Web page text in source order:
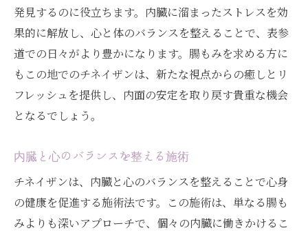
発見するのに役立ちます。内臓に溜まったストレスを効
果的に解放し、心と体のバランスを整えることで、表参
道での日々がより豊かになります。腸もみを求める方に
もこの地でのチネイザンは、新たな視点からの癒しとリ
フレッシュを提供し、内面の安定を取り戻す貴重な機会
となるでしょう。
内臓と心のバランスを整える施術
チネイザンは、内臓と心のバランスを整えることで心身
の健康を促進する施術法です。この施術は、単なる腸も
みよりも深いアプローチで、個々の内臓に働きかけるこ